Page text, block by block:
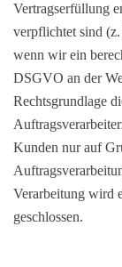
Vertragserfüllung
verpflichtet sind
wenn wir ein
DSGVO an der
Rechtsgrundlage
Kunden nur auf
Verarbeitung wird
geschlossen.